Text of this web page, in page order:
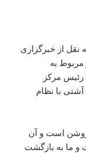
نقل از خبرگزاری
مربوط به
رئیس مرکز
با نظام
است و آن
و ما به بازگشت